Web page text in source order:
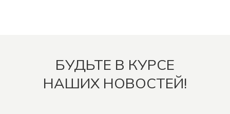
БУДЬТЕ В КУРСЕ
НАШИХ НОВОСТЕЙ!